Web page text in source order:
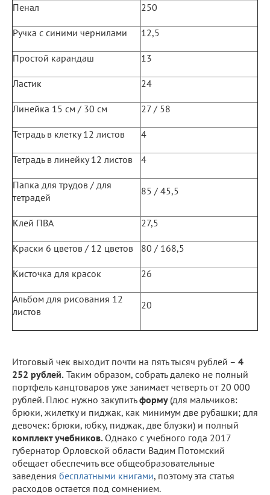
Пенал 250
Ручка с синими чернилами 12,5
Простой карандаш 13
Ластик 24
Линейка 15 см / 30 см 27 / 58
Тетрадь в клетку 12 листов 4
Тетрадь в линейку 12 листов 4
Папка для трудов / для
тетрадей
85 / 45,5
Клей ПВА 27,5
Краски 6 цветов / 12 цветов 80 / 168,5
Кисточка для красок 26
Альбом для рисования 12
листов
20
Итоговый чек выходит почти на пять тысяч рублей – 4
252 рублей. Таким образом, собрать далеко не полный
портфель канцтоваров уже занимает четверть от 20 000
рублей. Плюс нужно закупитьформу (для мальчиков:
брюки, жилетку и пиджак, как минимум две рубашки; для
девочек: брюки, юбку, пиджак, две блузки) и полный
комплект учебников. Однако с учебного года 2017
губернатор Орловской области Вадим Потомский
обещает обеспечить все общеобразовательные
заведения бесплатными книгами, поэтому эта статья
расходов остается под сомнением.